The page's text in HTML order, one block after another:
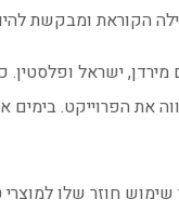
הקוראת ומבקשת
ישראל ופלסטין.
את הפרוייקט.
חוזר שלו